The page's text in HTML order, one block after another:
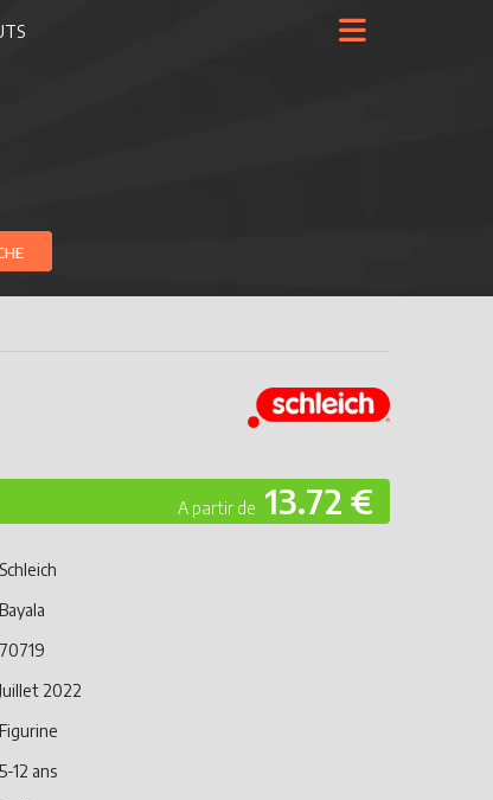
13.72 €
Schleich
Bayala
70719
Juillet 2022
Figurine
5-12 ans